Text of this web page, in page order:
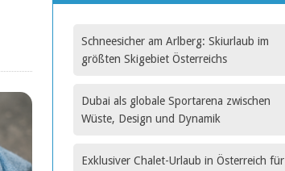
Schneesicher am Arlberg: Skiurlaub im
größten Skigebiet Österreichs
Dubai als globale Sportarena zwischen
Wüste, Design und Dynamik
Exklusiver Chalet-Urlaub in Österreich für